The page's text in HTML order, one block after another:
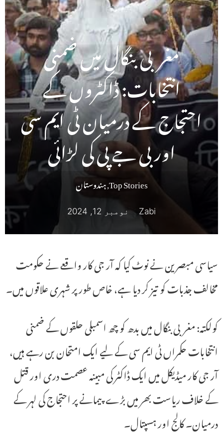
مغربی بنگال میں ضمنی
انتخابات: ڈاکٹروں کے
احتجاج کے درمیان ٹی ایم سی
اور بی جے پی کی لڑائی
Top Stories
,ہندوستان
Zabi نومبر 12, 2024
سیاسی مبصرین نے نوٹ کیا کہ آر جی کار واقعے نے حکومت
مخالف جذبات کو تیز کر دیا ہے، خاص طور پر شہری علاقوں میں۔
کولکتہ: مغربی بنگال میں بدھ کو چھ اسمبلی حلقوں کے ضمنی
انتخابات حکمراں ٹی ایم سی کے لیے ایک امتحان بن رہے ہیں،
آر جی کار میڈیکل میں ایک ڈاکٹر کی مبینہ عصمت دری اور قتل
کے خلاف ریاست بھر میں بڑے پیمانے پر احتجاج کی لہر کے
درمیان۔ کالج اور ہسپتال۔